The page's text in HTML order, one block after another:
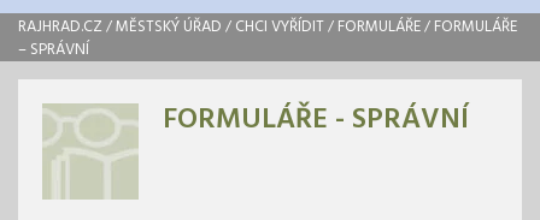
RAJHRAD.CZ /MĚSTSKÝ ÚŘAD / CHCI VYŘÍDIT/ FORMULÁŘE/ FORMULÁŘE
– SPRÁVNÍ
FORMULÁŘE - SPRÁVNÍ